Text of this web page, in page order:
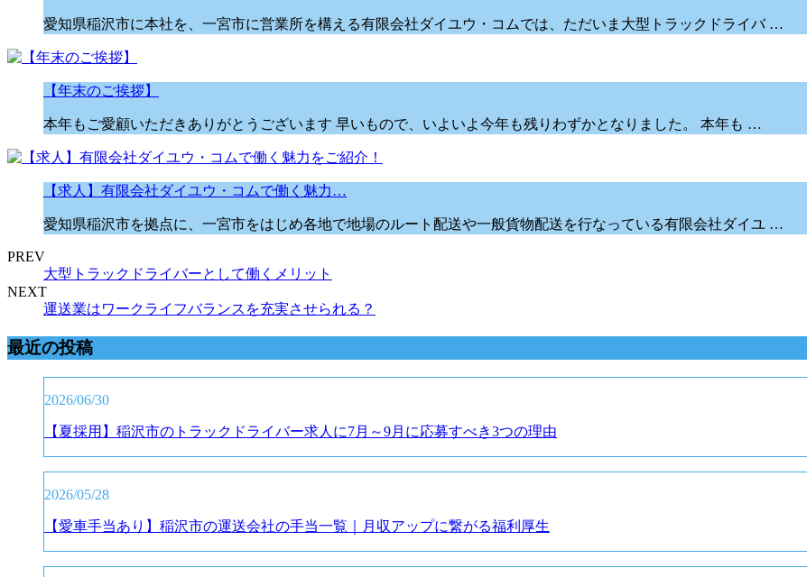
愛知県稲沢市に本社を、一宮市に営業所を構える有限会社ダイユウ・コムでは、ただいま大型トラックドライバ …
【年末のご挨拶】
本年もご愛顧いただきありがとうございます 早いもので、いよいよ今年も残りわずかとなりました。 本年も …
【求人】有限会社ダイユウ・コムで働く魅力…
愛知県稲沢市を拠点に、一宮市をはじめ各地で地場のルート配送や一般貨物配送を行なっている有限会社ダイユ …
PREV
大型トラックドライバーとして働くメリット
NEXT
運送業はワークライフバランスを充実させられる？
最近の投稿
2026/06/30
【夏採用】稲沢市のトラックドライバー求人に7月～9月に応募すべき3つの理由
2026/05/28
【愛車手当あり】稲沢市の運送会社の手当一覧｜月収アップに繋がる福利厚生